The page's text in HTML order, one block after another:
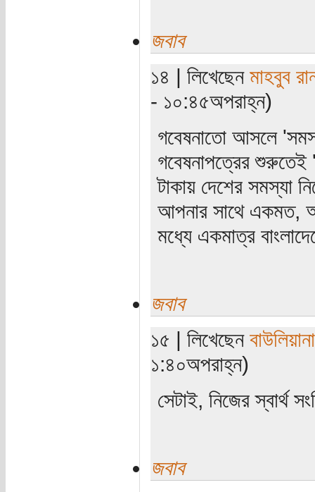
জবাব
১৪ | লিখেছেন মাহবুব
- ১০:৪৫অপরাহ্ন)
গবেষনাতো আসলে
গবেষনাপত্রের শুরুতেই
টাকায় দেশের সমস্যা
আপনার সাথে একমত,
মধ্যে একমাত্র
জবাব
১৫ | লিখেছেন বাউলিয়ানা
১:৪০অপরাহ্ন)
সেটাই, নিজের স্বার্থ
জবাব